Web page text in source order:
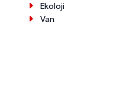
Ekoloji
Van